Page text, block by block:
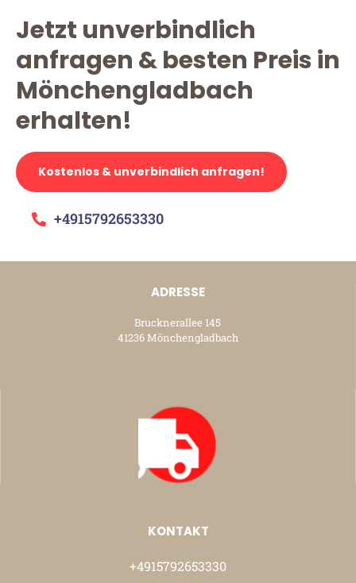
Jetzt unverbindlich
anfragen & besten Preis in
Mönchengladbach
erhalten!
Kostenlos & unverbindlich anfragen!
+4915792653330
ADRESSE
Brucknerallee 145
41236 Mönchengladbach
KONTAKT
+4915792653330